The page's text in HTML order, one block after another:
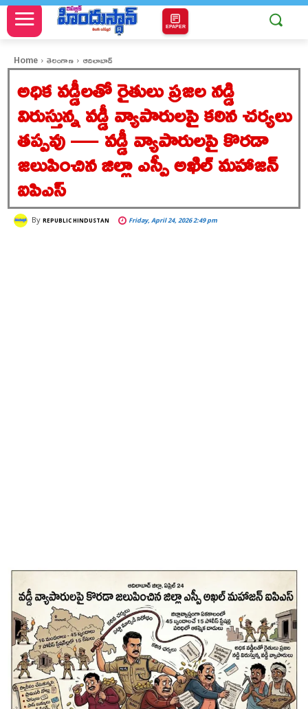
EPAPER
Home తెలంగాణ ఆదిలాబాద్
అధిక వడ్డీలతో రైతులు ప్రజల నడ్డి
విరుస్తున్న వడ్డీ వ్యాపారులపై కఠిన చర్యలు
తప్పవు — వడ్డీ వ్యాపారులపై కొరడా
జలుపించిన జిల్లా ఎస్పీ అఖిల్ మహాజన్
ఐపిఎస్
By REPUBLIC HINDUSTAN Friday, April 24, 2026 2:49 pm